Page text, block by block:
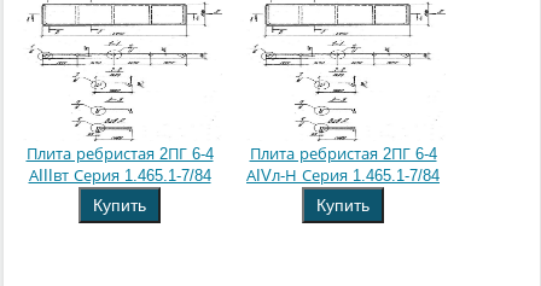
Плита ребристая 2ПГ 6-4
АIIIвт Серия 1.465.1-7/84
Купить
Плита ребристая 2ПГ 6-4
АIVл-Н Серия 1.465.1-7/84
Купить